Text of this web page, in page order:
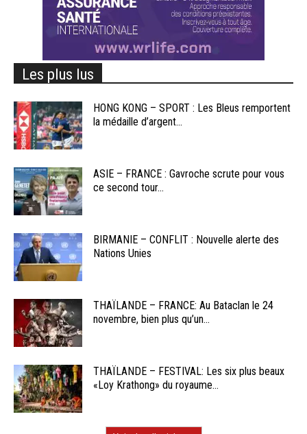
Les plus lus
HONG KONG – SPORT : Les Bleus remportent
la médaille d’argent...
ASIE – FRANCE : Gavroche scrute pour vous
ce second tour...
BIRMANIE – CONFLIT : Nouvelle alerte des
Nations Unies
THAÏLANDE – FRANCE: Au Bataclan le 24
novembre, bien plus qu’un...
THAÏLANDE – FESTIVAL: Les six plus beaux
«Loy Krathong» du royaume...